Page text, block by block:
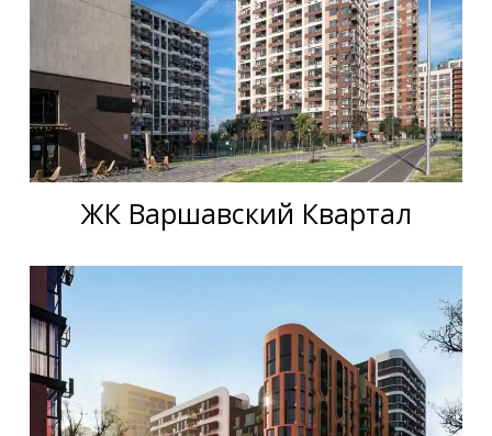
ЖК Варшавский Квартал